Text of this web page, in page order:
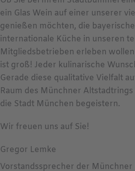
ein Glas Wein auf einer unserer
genießen möchten, die
internationale Küche in unseren
Mitgliedsbetrieben erleben
ist groß! Jeder kulinarische
Gerade diese qualitative Vielfalt
Raum des Münchner
die Stadt München begeistern.
Wir freuen uns auf Sie!
Gregor Lemke
Vorstandssprecher der Münchner